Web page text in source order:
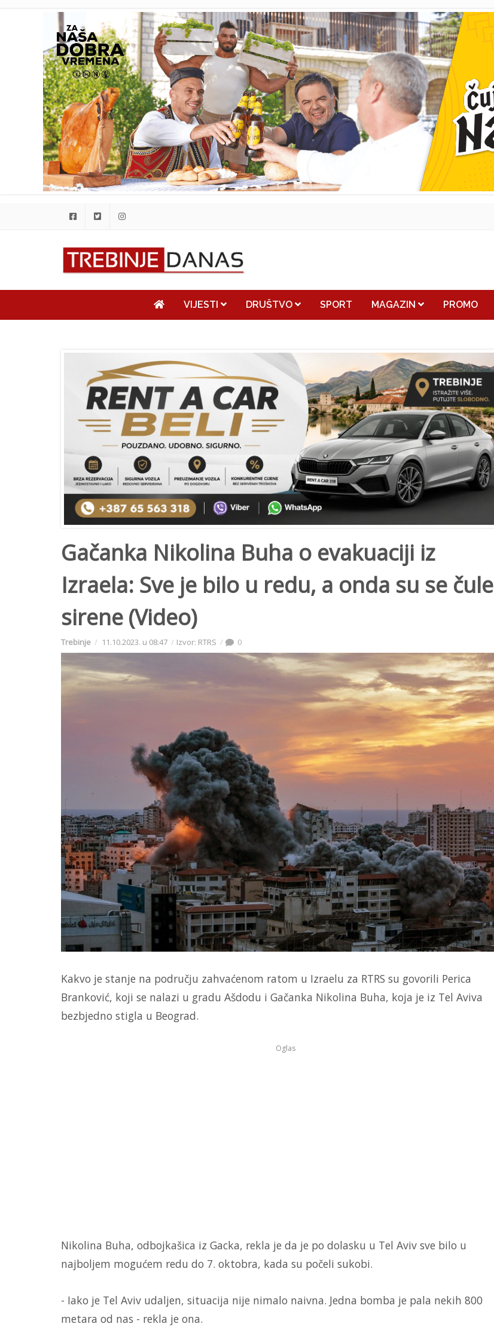
VIJESTI DRUŠTVO SPORT MAGAZIN PROMO
Gačanka Nikolina Buha o evakuaciji iz
Izraela: Sve je bilo u redu, a onda su se čule
sirene (Video)
Trebinje 11.10.2023. u 08:47 Izvor: RTRS 0
Kakvo je stanje na području zahvaćenom ratom u Izraelu za RTRS su govorili Perica
Branković, koji se nalazi u gradu Ašdodu i Gačanka Nikolina Buha, koja je iz Tel Aviva
bezbjedno stigla u Beograd.
Oglas
Nikolina Buha, odbojkašica iz Gacka, rekla je da je po dolasku u Tel Aviv sve bilo u
najboljem mogućem redu do 7. oktobra, kada su počeli sukobi.
- Iako je Tel Aviv udaljen, situacija nije nimalo naivna. Jedna bomba je pala nekih 800
metara od nas - rekla je ona.